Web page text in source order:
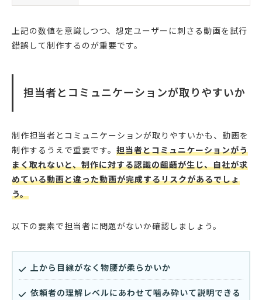
上記の数値を意識しつつ、想定ユーザーに刺さる動画を試行
錯誤して制作するのが重要です。
担当者とコミュニケーションが取りやすいか
制作担当者とコミュニケーションが取りやすいかも、動画を
制作するうえで重要です。 担当者とコミュニケーションがう
まく取れないと、制作に対する認識の齟齬が生じ、自社が求
めている動画と違った動画が完成するリスクがあるでしょ
う。
以下の要素で担当者に問題がないか確認しましょう。
上から目線がなく物腰が柔らかいか
依頼者の理解レベルにあわせて噛み砕いて説明できる